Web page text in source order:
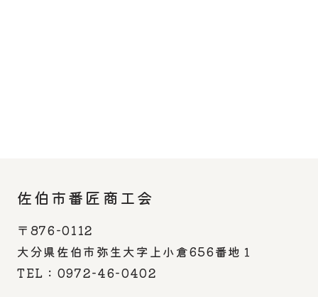
佐伯市番匠商工会
〒876-0112
大分県佐伯市弥生大字上小倉656番地１
TEL：0972-46-0402